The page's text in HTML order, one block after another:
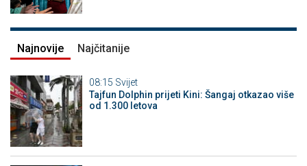
Najnovije Najčitanije
08:15 Svijet
Tajfun Dolphin prijeti Kini: Šangaj otkazao više
od 1.300 letova